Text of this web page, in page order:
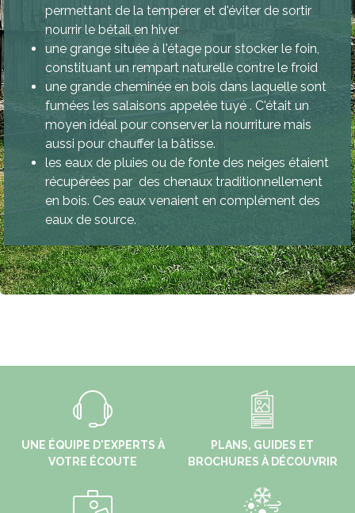
permettant de la tempérer et d'éviter de sortir
nourrir le bétail en hiver
une grange située à l'étage pour stocker le foin,
constituant un rempart naturelle contre le froid
une grande cheminée en bois dans laquelle sont
fumées les salaisons appelée tuyé . C'était un
moyen idéal pour conserver la nourriture mais
aussi pour chauffer la bâtisse.
les eaux de pluies ou de fonte des neiges étaient
récupérées par des chenaux traditionnellement
en bois. Ces eaux venaient en complément des
eaux de source.
UNE ÉQUIPE D'EXPERTS À
VOTRE ÉCOUTE
PLANS, GUIDES ET
BROCHURES À DÉCOUVRIR